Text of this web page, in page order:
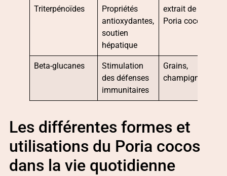
Triterpénoïdes
Propriétés
antioxydantes,
soutien
hépatique
extrait de
Poria cocos
Beta-glucanes
Stimulation
des défenses
immunitaires
Grains,
champignons
Les différentes formes et
utilisations du Poria cocos
dans la vie quotidienne